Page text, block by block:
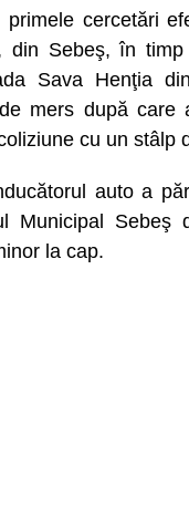
primele cercetări
din Sebeş, în
Sava Henţia
mers după
cu un stâlp
auto a
Municipal Sebeş
la cap.